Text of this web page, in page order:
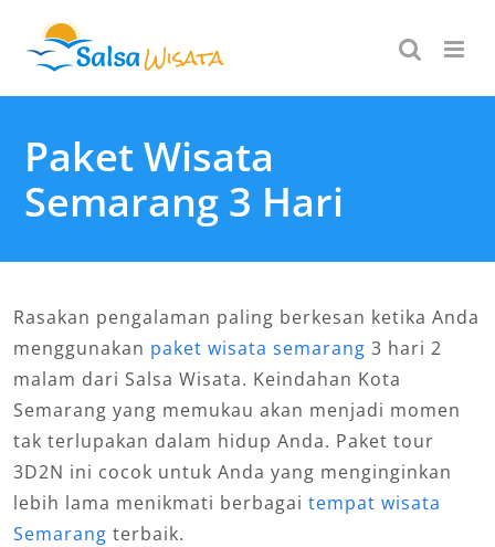
content
Paket Wisata
Semarang 3 Hari
Rasakan pengalaman paling berkesan ketika Anda
menggunakan paket wisata semarang 3 hari 2
malam dari Salsa Wisata. Keindahan Kota
Semarang yang memukau akan menjadi momen
tak terlupakan dalam hidup Anda. Paket tour
3D2N ini cocok untuk Anda yang menginginkan
lebih lama menikmati berbagai tempat wisata
Semarang terbaik.